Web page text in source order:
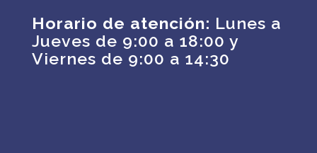
Horario de atención: Lunes a
Jueves de 9:00 a 18:00 y
Viernes de 9:00 a 14:30